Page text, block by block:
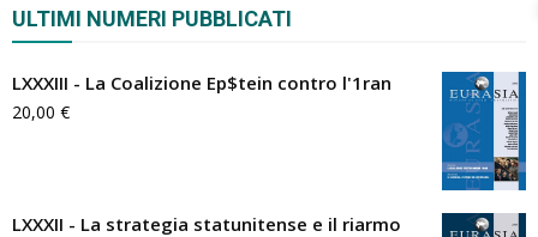
ULTIMI NUMERI PUBBLICATI
LXXXIII - La Coalizione Ep$tein contro l'1ran
20,00 €
LXXXII - La strategia statunitense e il riarmo